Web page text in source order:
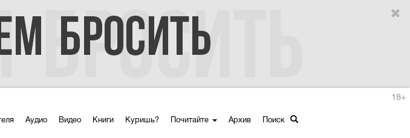
Аудио Видео Книги Куришь? Почитайте Архив Поиск
18+